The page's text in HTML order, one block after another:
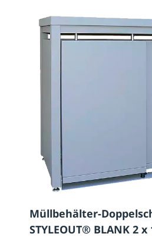
Müllbehälter-
STYLEOUT® BLANK 2